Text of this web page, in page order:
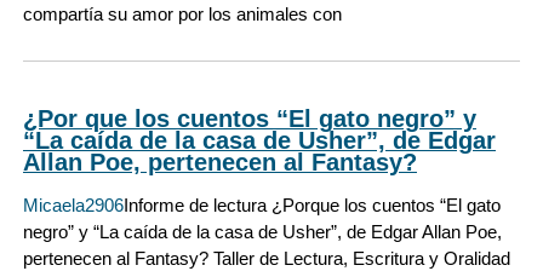
compartía su amor por los animales con
¿Por que los cuentos “El gato negro” y
“La caída de la casa de Usher”, de Edgar
Allan Poe, pertenecen al Fantasy?
Micaela2906Informe de lectura ¿Porque los cuentos “El gato
negro” y “La caída de la casa de Usher”, de Edgar Allan Poe,
pertenecen al Fantasy? Taller de Lectura, Escritura y Oralidad